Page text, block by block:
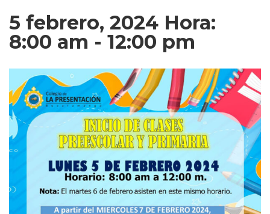
5 febrero, 2024 Hora:
8:00 am - 12:00 pm